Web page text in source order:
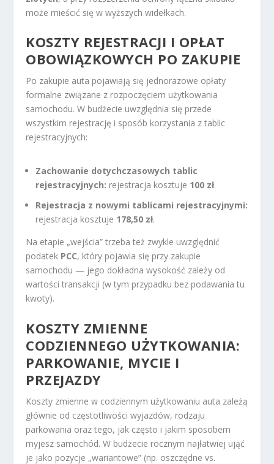
może mieścić się w wyższych widełkach.
KOSZTY REJESTRACJI I OPŁAT
OBOWIĄZKOWYCH PO ZAKUPIE
Po zakupie auta pojawiają się jednorazowe opłaty
formalne związane z rozpoczęciem użytkowania
samochodu. W budżecie uwzględnia się przede
wszystkim rejestrację i sposób korzystania z tablic
rejestracyjnych:
Zachowanie dotychczasowych tablic
rejestracyjnych: rejestracja kosztuje 100 zł.
Rejestracja z nowymi tablicami rejestracyjnymi:
rejestracja kosztuje 178,50 zł.
Na etapie „wejścia” trzeba też zwykle uwzględnić
podatek PCC, który pojawia się przy zakupie
samochodu — jego dokładna wysokość zależy od
wartości transakcji (w tym przypadku bez podawania tu
kwoty).
KOSZTY ZMIENNE
CODZIENNEGO UŻYTKOWANIA:
PARKOWANIE, MYCIE I
PRZEJAZDY
Koszty zmienne w codziennym użytkowaniu auta zależą
głównie od częstotliwości wyjazdów, rodzaju
parkowania oraz tego, jak często i jakim sposobem
myjesz samochód. W budżecie rocznym najłatwiej ująć
je jako pozycje „wariantowe” (np. oszczędne vs.